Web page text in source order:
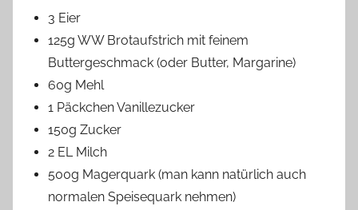
3 Eier
125g WW Brotaufstrich mit feinem
Buttergeschmack (oder Butter, Margarine)
60g Mehl
1 Päckchen Vanillezucker
150g Zucker
2 EL Milch
500g Magerquark (man kann natürlich auch
normalen Speisequark nehmen)